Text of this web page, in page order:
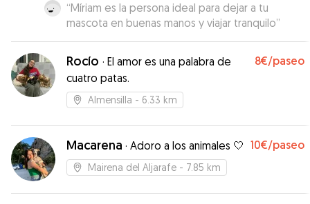
“Míriam es la persona ideal para dejar a tu
mascota en buenas manos y viajar tranquilo”
Rocío · El amor es una palabra de
cuatro patas.
8€/paseo
Almensilla - 6.33 km
Macarena · Adoro a los animales 🤍 10€/paseo
Mairena del Aljarafe - 7.85 km